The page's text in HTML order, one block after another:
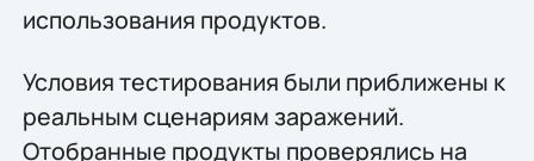
использования продуктов.
Условия тестирования были приближены к
реальным сценариям заражений.
Отобранные продукты проверялись на